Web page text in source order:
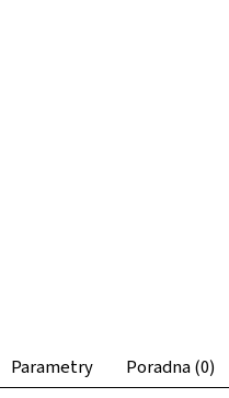
Parametry Poradna (0)